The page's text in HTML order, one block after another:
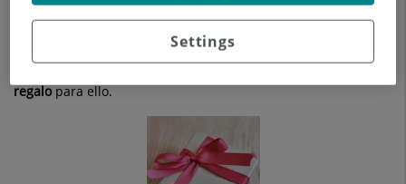
las fotos listas en 24 h. ¿Puede ser más cómodo?
¿Prefieres que te regalen esta sesión? Disponemos detarjeta
regalopara ello.
Settings